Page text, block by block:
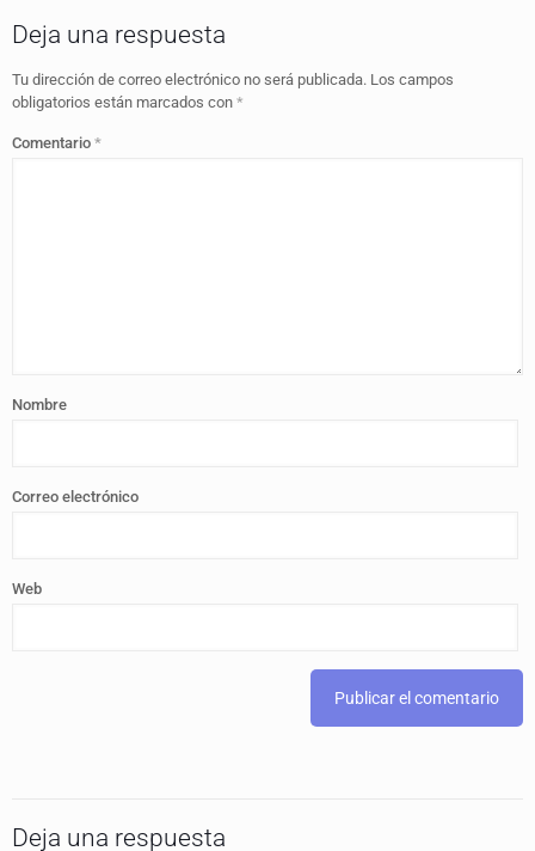
Deja una respuesta
Tu dirección de correo electrónico no será publicada. Los campos
obligatorios están marcados con *
Comentario *
Nombre
Correo electrónico
Web
Deja una respuesta